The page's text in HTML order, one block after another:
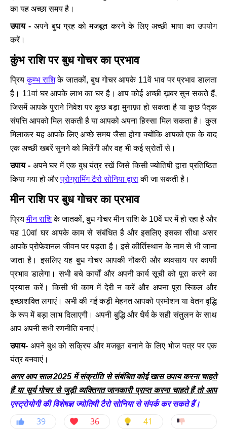
का यह अच्छा समय है।
उपाय -अपने बुध ग्रह को मजबूत करने के लिए अच्छी भाषा का उपयोग
करें।
कुंभ राशि पर बुध गोचर का प्रभाव
प्रिय कुम्भ राशिके जातकों, बुध गोचर आपके 11वें भाव पर प्रभाव डालता
है। 11वां घर आपके लाभ का घर है। आप कोई अच्छी ख़बर सुन सकते हैं,
जिसमें आपके पुराने निवेश पर कुछ बड़ा मुनाफ़ा हो सकता है या कुछ पैतृक
संपत्ति आपको मिल सकती है या आपको अपना हिस्सा मिल सकता है। कुल
मिलाकर यह आपके लिए अच्छे समय जैसा होगा क्योंकि आपको एक के बाद
एक अच्छी खबरें सुनने को मिलेंगी और वह भी कई स्रोतों से।
उपाय - अपने घर में एक बुध यंत्र रखें जिसे किसी ज्योतिषी द्वारा प्रतिष्ठित
किया गया हो और प्रोग्रामिंग टैरो सोनिया द्वाराकी जा सकती है।
मीन राशि पर बुध गोचर का प्रभाव
प्रिय मीन राशिके जातकों, बुध गोचर मीन राशि के 10वें घर में हो रहा है और
यह 10वां घर आपके काम से संबंधित है और इसलिए इसका सीधा असर
आपके प्रोफेशनल जीवन पर पड़ता है। इसे कीर्तिस्थान के नाम से भी जाना
जाता है। इसलिए यह बुध गोचर आपकी नौकरी और व्यवसाय पर काफी
प्रभाव डालेगा। सभी बचे कार्यों और अपनी कार्य सूची को पूरा करने का
प्रयास करें। किसी भी काम में देरी न करें और अपना पूरा स्किल और
इच्छाशक्ति लगाएं। अभी की गई कड़ी मेहनत आपको प्रमोशन या वेतन वृद्धि
के रूप में बड़ा लाभ दिलाएगी। अपनी बुद्धि और धैर्य के सही संतुलन के साथ
आप अपनी सभी रणनीति बनाएं।
उपाय- अपने बुध को सक्रिय और मजबूत बनाने के लिए भोज पत्र पर एक
यंत्र बनवाएं।
अगर आप साल 2025 में संक्रांति से संबंधित कोई खास उपाय करना चाहते
हैं या सूर्य गोचर से जुड़ी व्यक्तिगत जानकारी प्राप्त करना चाहते हैं तो आप
एस्ट्रोयोगी की विशेषज्ञ ज्योतिषी टैरो सोनिया से संपर्क कर सकते हैं।
39 36 41